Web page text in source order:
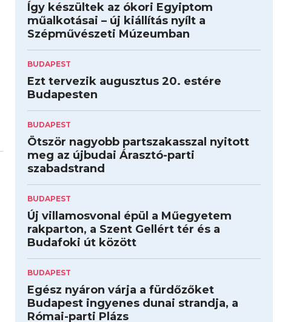
Így készültek az ókori Egyiptom
műalkotásai – új kiállítás nyílt a
Szépművészeti Múzeumban
BUDAPEST
Ezt tervezik augusztus 20. estére
Budapesten
BUDAPEST
Ötször nagyobb partszakasszal nyitott
meg az újbudai Árasztó-parti
szabadstrand
BUDAPEST
Új villamosvonal épül a Műegyetem
rakparton, a Szent Gellért tér és a
Budafoki út között
BUDAPEST
Egész nyáron várja a fürdőzőket
Budapest ingyenes dunai strandja, a
Római-parti Plázs